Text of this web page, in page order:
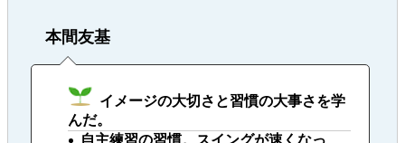
本間友基
イメージの大切さと習慣の大事さを学
んだ。
自主練習の習慣。スイングが速くなっ